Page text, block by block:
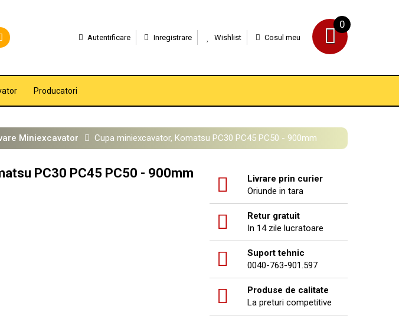
0
Autentificare Inregistrare Wishlist Cosul meu
Producatori
Miniexcavator Cupa miniexcavator, Komatsu PC30 PC45 PC50 - 900mm
Livrare prin curier
Oriunde in tara
Retur gratuit
In 14 zile lucratoare
Suport tehnic
0040-763-901.597
Produse de calitate
La preturi competitive
PC30 PC45 PC50 - 900mm